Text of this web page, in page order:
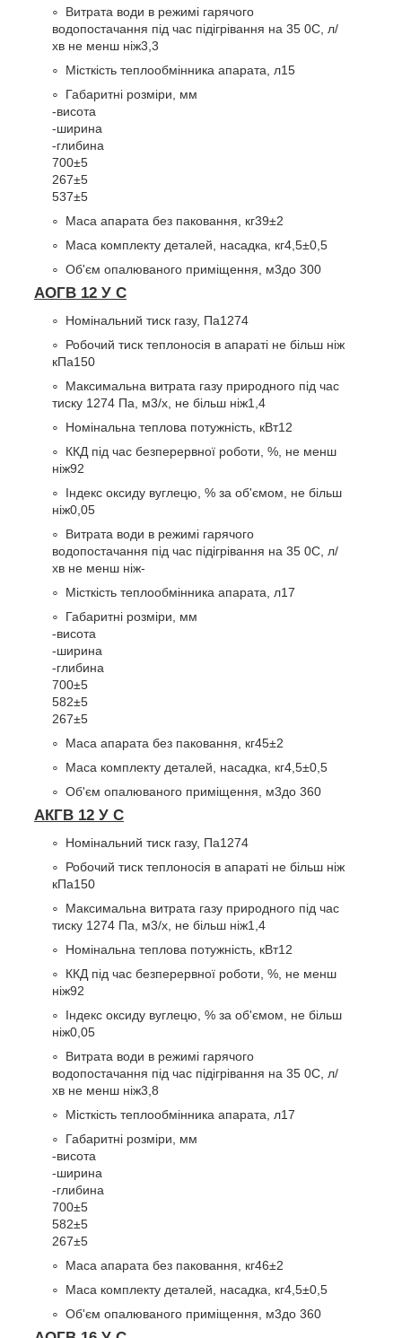
Витрата води в режимі гарячого
водопостачання під час підігрівання на 35 0С, л/
хв не менш ніж3,3
Місткість теплообмінника апарата, л15
Габаритні розміри, мм
-висота
-ширина
-глибина
700±5
267±5
537±5
Маса апарата без паковання, кг39±2
Маса комплекту деталей, насадка, кг4,5±0,5
Об'єм опалюваного приміщення, м3до 300
АОГВ 12 У С
Номінальний тиск газу, Па1274
Робочий тиск теплоносія в апараті не більш ніж
кПа150
Максимальна витрата газу природного під час
тиску 1274 Па, м3/х, не більш ніж1,4
Номінальна теплова потужність, кВт12
ККД під час безперервної роботи, %, не менш
ніж92
Індекс оксиду вуглецю, % за об'ємом, не більш
ніж0,05
Витрата води в режимі гарячого
водопостачання під час підігрівання на 35 0С, л/
хв не менш ніж-
Місткість теплообмінника апарата, л17
Габаритні розміри, мм
-висота
-ширина
-глибина
700±5
582±5
267±5
Маса апарата без паковання, кг45±2
Маса комплекту деталей, насадка, кг4,5±0,5
Об'єм опалюваного приміщення, м3до 360
АКГВ 12 У С
Номінальний тиск газу, Па1274
Робочий тиск теплоносія в апараті не більш ніж
кПа150
Максимальна витрата газу природного під час
тиску 1274 Па, м3/х, не більш ніж1,4
Номінальна теплова потужність, кВт12
ККД під час безперервної роботи, %, не менш
ніж92
Індекс оксиду вуглецю, % за об'ємом, не більш
ніж0,05
Витрата води в режимі гарячого
водопостачання під час підігрівання на 35 0С, л/
хв не менш ніж3,8
Місткість теплообмінника апарата, л17
Габаритні розміри, мм
-висота
-ширина
-глибина
700±5
582±5
267±5
Маса апарата без паковання, кг46±2
Маса комплекту деталей, насадка, кг4,5±0,5
Об'єм опалюваного приміщення, м3до 360